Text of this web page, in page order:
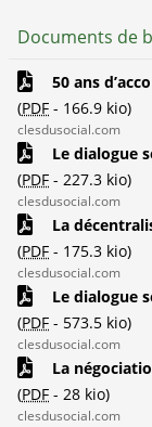
Documents de
50 ans
(PDF - 166.9 kio)
clesdusocial.com
Le dialogue
(PDF - 227.3 kio)
clesdusocial.com
La
(PDF - 175.3 kio)
clesdusocial.com
Le dialogue
(PDF - 573.5 kio)
clesdusocial.com
La
(PDF - 28 kio)
clesdusocial.com